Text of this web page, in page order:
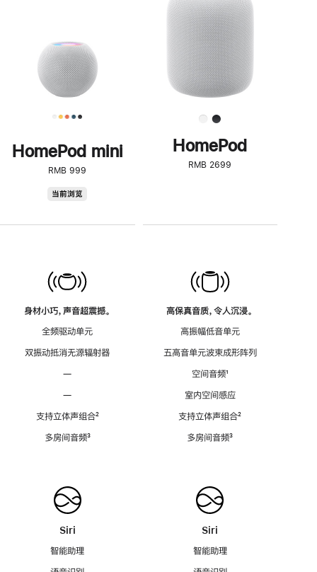
HomePod mini
RMB 999
当前浏览
身材小巧，声音超震撼。
全频驱动单元
双振动抵消无源辐射器
—
—
支持立体声组合脚
²
多房间音频脚
³
Siri
智能助理
了
解
HomePod<
HomePod
RMB 2699
高保真音质，令人沉浸。
高振幅低音单元
五高音单元波束成形阵列
空间音频脚
¹
室内空间感应
支持立体声组合脚
²
多房间音频脚
³
Siri
智能助理